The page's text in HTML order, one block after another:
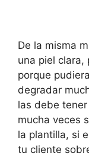
De la misma
una piel clara,
porque
degradar
las debe
mucha veces
la plantilla, si
tu cliente